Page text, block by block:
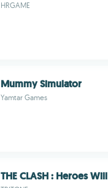
HRGAME
Mummy Simulator
Yamtar Games
THE CLASH : Heroes Will